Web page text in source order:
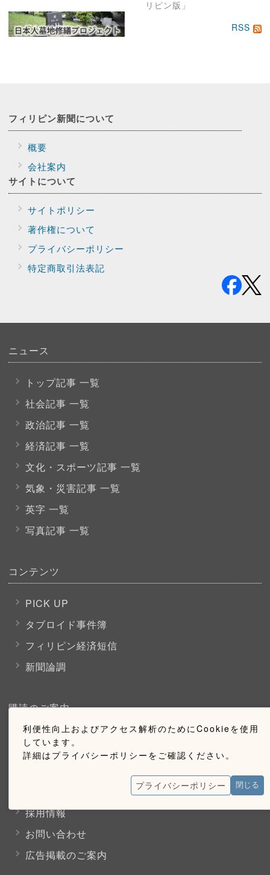
リピン版」
RSS
利便性向上およびアクセス解析のためにCookieを使用
しています。
詳細はプライバシーポリシーをご確認ください。
プライバシーポリシー 閉じる
フィリピン新聞について
概要
会社案内
サイトについて
サイトポリシー
著作権について
プライバシーポリシー
特定商取引法表記
ニュース
トップ記事 一覧
社会記事 一覧
政治記事 一覧
経済記事 一覧
文化・スポーツ記事 一覧
気象・災害記事 一覧
英字 一覧
写真記事 一覧
コンテンツ
PICK UP
タブロイド事件簿
フィリピン経済短信
新聞論調
購読のご案内
ウェブ購読のご案内
採用情報
お問い合わせ
広告掲載のご案内